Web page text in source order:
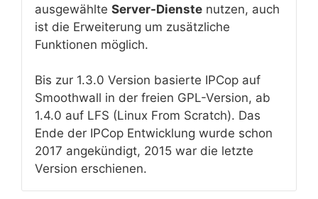
ausgewählte Server-Dienste nutzen, auch
ist die Erweiterung um zusätzliche
Funktionen möglich.
Bis zur 1.3.0 Version basierte IPCop auf
Smoothwall in der freien GPL-Version, ab
1.4.0 auf LFS (Linux From Scratch). Das
Ende der IPCop Entwicklung wurde schon
2017 angekündigt, 2015 war die letzte
Version erschienen.